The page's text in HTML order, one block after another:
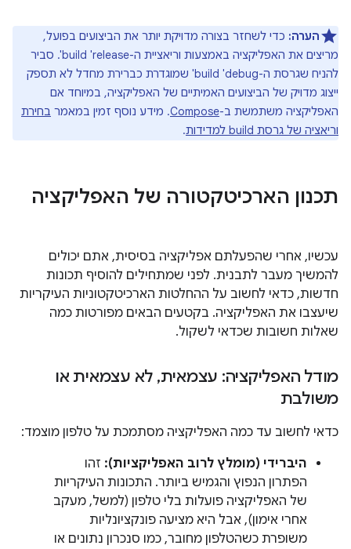
הערה: כדי לשחזר בצורה מדויקת יותר את הביצועים בפועל,
מריצים את האפליקציה באמצעות וריאציית ה-build 'release'. סביר
להניח שגרסת ה-build 'debug' שמוגדרת כברירת מחדל לא תספק
ייצוג מדויק של הביצועים האמיתיים של האפליקציה, במיוחד אם
האפליקציה משתמשת ב-Compose. מידע נוסף זמין במאמר בחירת
וריאציה של גרסת build למדידות
.
תכנון הארכיטקטורה של האפליקציה
עכשיו, אחרי שהפעלתם אפליקציה בסיסית, אתם יכולים
להמשיך מעבר לתבנית. לפני שמתחילים להוסיף תכונות
חדשות, כדאי לחשוב על ההחלטות הארכיטקטוניות העיקריות
שיעצבו את האפליקציה. בקטעים הבאים מפורטות כמה
שאלות חשובות שכדאי לשקול.
מודל האפליקציה: עצמאית, לא עצמאית או
משולבת
כדאי לחשוב עד כמה האפליקציה מסתמכת על טלפון מוצמד:
היברידי (מומלץ לרוב האפליקציות): זהו
הפתרון הנפוץ והגמיש ביותר. התכונות העיקריות
של האפליקציה פועלות בלי טלפון (למשל, מעקב
אחרי אימון), אבל היא מציעה פונקציונליות
משופרת כשהטלפון מחובר, כמו סנכרון נתונים או